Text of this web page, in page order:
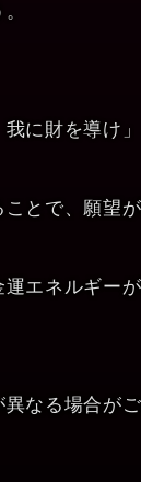
に財を導け
とで、願望
エネルギー
なる場合がご